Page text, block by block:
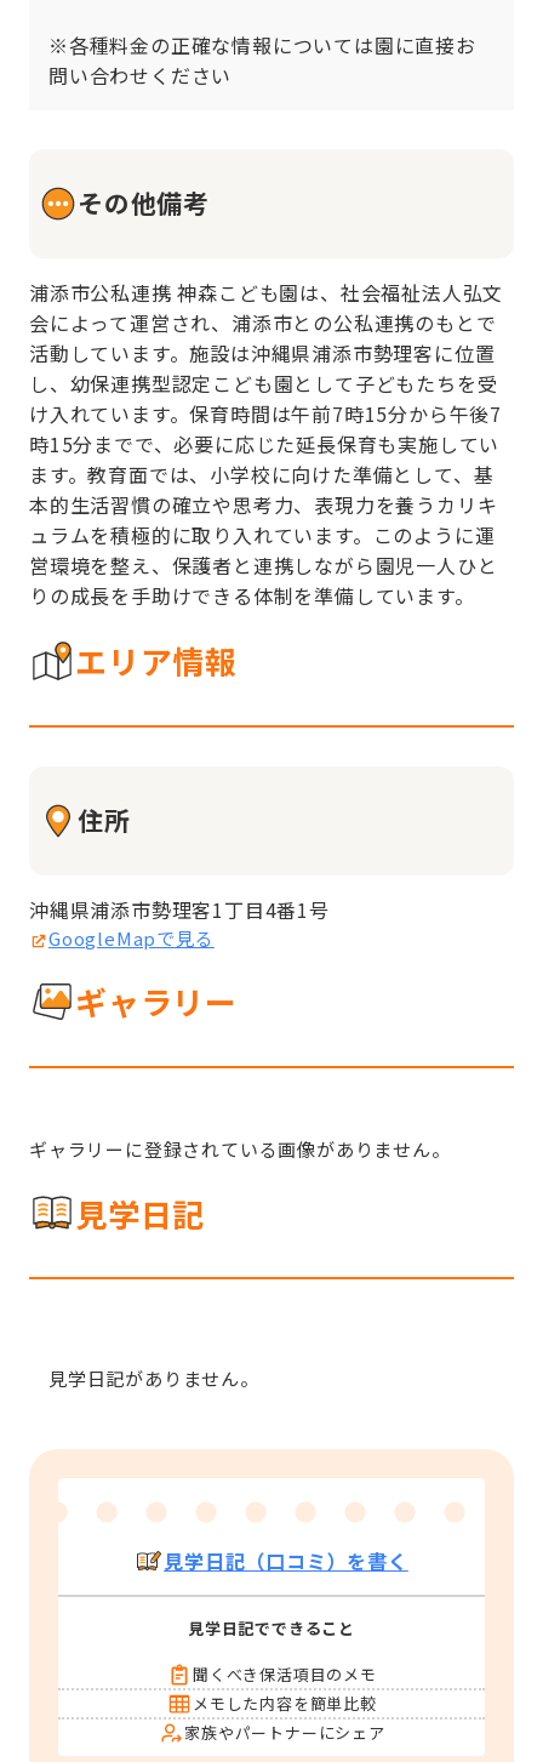
※各種料金の正確な情報については園に直接お
問い合わせください
その他備考
浦添市公私連携 神森こども園は、社会福祉法人弘文
会によって運営され、浦添市との公私連携のもとで
活動しています。施設は沖縄県浦添市勢理客に位置
し、幼保連携型認定こども園として子どもたちを受
け入れています。保育時間は午前7時15分から午後7
時15分までで、必要に応じた延長保育も実施してい
ます。教育面では、小学校に向けた準備として、基
本的生活習慣の確立や思考力、表現力を養うカリキ
ュラムを積極的に取り入れています。このように運
営環境を整え、保護者と連携しながら園児一人ひと
りの成長を手助けできる体制を準備しています。
エリア情報
住所
沖縄県浦添市勢理客1丁目4番1号
GoogleMapで見る
ギャラリー
ギャラリーに登録されている画像がありません。
見学日記
見学日記がありません。
見学日記（口コミ）を書く
見学日記でできること
聞くべき保活項目のメモ
メモした内容を簡単比較
家族やパートナーにシェア